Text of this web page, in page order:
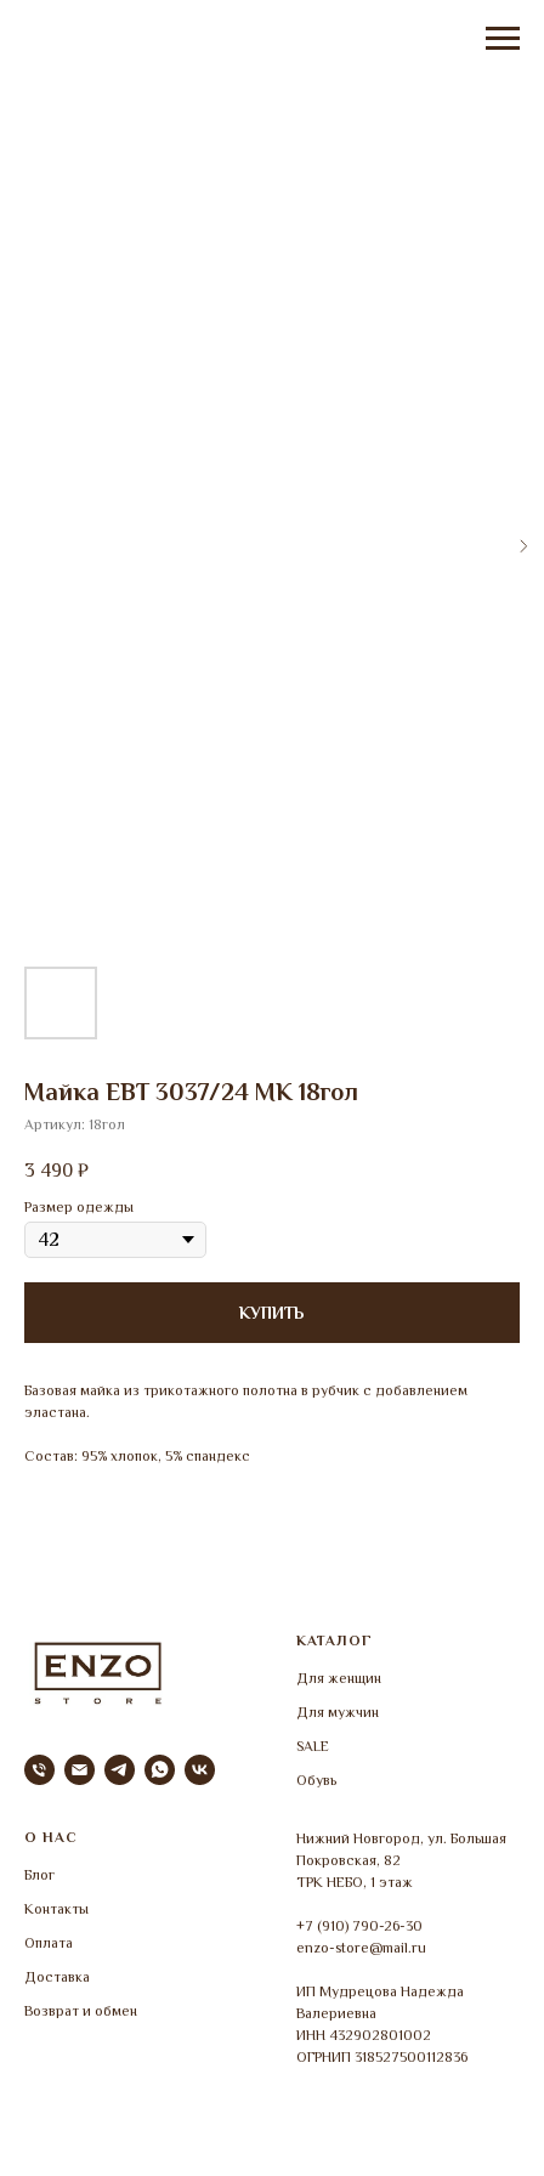
Майка ЕВТ 3037/24 МК 18гол
Артикул: 18гол
3 490 ₽
Размер одежды
КУПИТЬ
Базовая майка из трикотажного полотна в рубчик с добавлением
эластана.
Состав: 95% хлопок, 5% спандекс
КАТАЛОГ
Для женщин
Для мужчин
SALE
Обувь
О НАС
Блог
Контакты
Оплата
Доставка
Возврат и обмен
Нижний Новгород, ул. Большая
Покровская, 82
ТРК НЕБО, 1 этаж
+7 (910) 790-26-30
enzo-store@mail.ru
ИП Мудрецова Надежда
Валериевна
ИНН 432902801002
ОГРНИП 318527500112836